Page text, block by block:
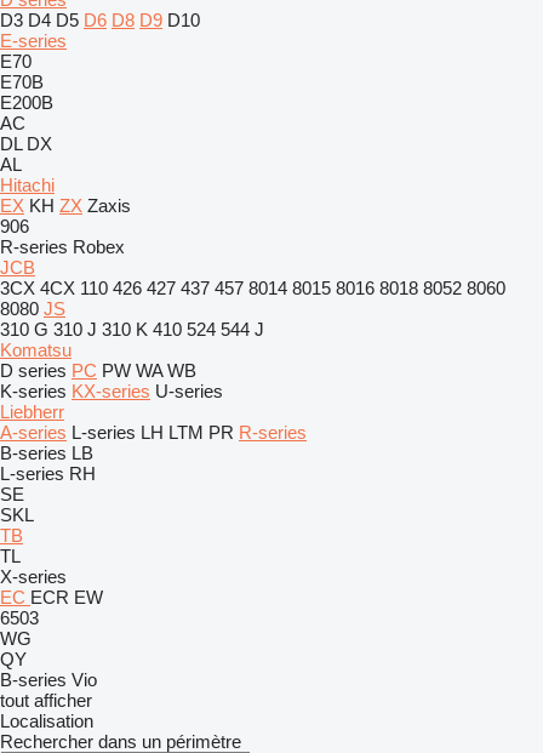
D3 D4 D5 D6 D8 D9 D10
E-series
E70
E70B
E200B
AC
DL DX
AL
Hitachi
EX KH ZX Zaxis
906
R-series Robex
JCB
3CX 4CX 110 426 427 437 457 8014 8015 8016 8018 8052 8060
8080 JS
310 G 310 J 310 K 410 524 544 J
Komatsu
D series PC PW WA WB
K-series KX-series U-series
Liebherr
A-series L-series LH LTM PR R-series
B-series LB
L-series RH
SE
SKL
TB
TL
X-series
EC ECR EW
6503
WG
QY
B-series Vio
tout afficher
Localisation
Rechercher dans un périmètre